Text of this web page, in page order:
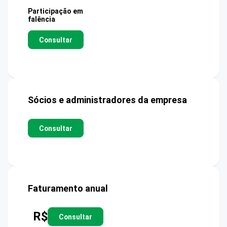
Participação em
falência
Consultar
Sócios e administradores da empresa
Consultar
Faturamento anual
R$ Consultar